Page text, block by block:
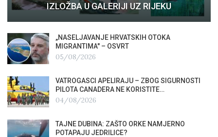
IZLOŽBA U GALERIJI UZ RIJEKU
„NASELJAVANJE HRVATSKIH OTOKA
MIGRANTIMA″ – OSVRT
05/08/2026
VATROGASCI APELIRAJU – ZBOG SIGURNOSTI
PILOTA CANADERA NE KORISTITE…
04/08/2026
TAJNE DUBINA: ZAŠTO ORKE NAMJERNO
POTAPAJU JEDRILICE?